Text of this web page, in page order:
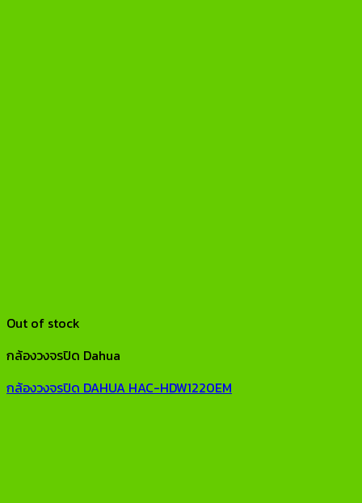
Out of stock
กล้องวงจรปิด Dahua
กล้องวงจรปิด DAHUA HAC-HDW1220EM